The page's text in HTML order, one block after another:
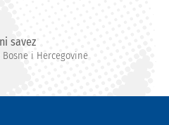
savez
Bosne i Hercegovine